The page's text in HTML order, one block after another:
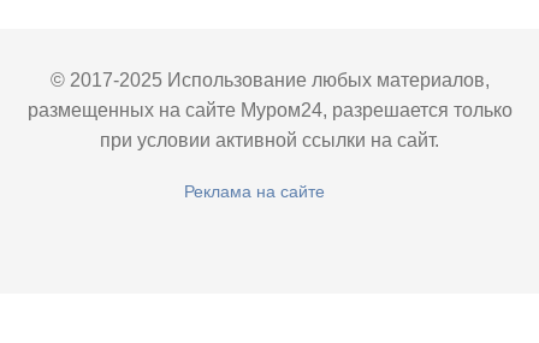
© 2017-2025 Использование любых материалов,
размещенных на сайте Муром24, разрешается только
при условии активной ссылки на сайт.
Реклама на сайте